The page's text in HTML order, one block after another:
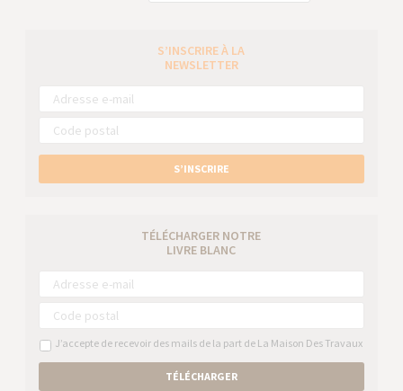
S’INSCRIRE À LA
NEWSLETTER
S’INSCRIRE
TÉLÉCHARGER NOTRE
LIVRE BLANC
J’accepte de recevoir des mails de la part de La Maison Des Travaux
TÉLÉCHARGER